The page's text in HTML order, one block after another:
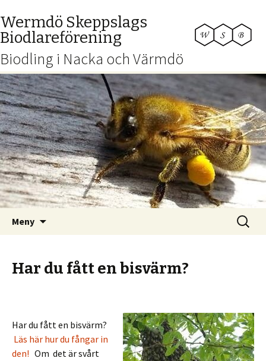
Wermdö Skeppslags
Biodlareförening
Biodling i Nacka och Värmdö
Meny
Sök
efter:
Har du fått en bisvärm?
Har du fått en bisvärm?
Läs här hur du fångar in
den! Om det är svårt